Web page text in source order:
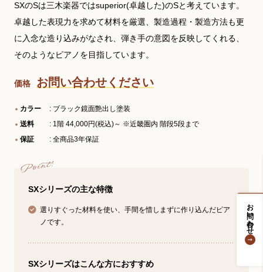
SXのSは三木楽器ではsuperior(卓越した)のSと考えています。
卓越した表現力を求めて材料を厳選、製造過程・製造方法も更
に入念な造り込みがなされ、弾き手の意図を反映してくれる、
そのようなピアノを目指しています。
価格 お問い合わせください
カラー
: ブラック鏡面艶出し塗装
送料
: 1階 44,000円(税込)～ ※近畿圏内 階段5段まで
保証
: 全商品3年保証
SXシリーズの主な特徴
選りすぐった材料を使い、手間を惜しまずに作り込んだピア
ノです。
SXシリーズはこんな方におすすめ
お問い合わせ